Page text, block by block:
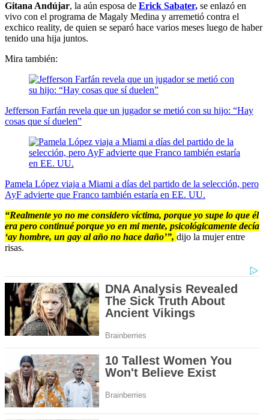
Gitana Andújar, la aún esposa de Erick Sabater, se enlazó en
vivo con el programa de Magaly Medina y arremetió contra el
exchico reality, de quien se separó hace varios meses luego de haber
tenido una hija juntos.
Mira también:
Jefferson Farfán revela que un jugador se metió con su hijo: “Hay
cosas que sí duelen”
Pamela López viaja a Miami a días del partido de la selección, pero
AyF advierte que Franco también estaría en EE. UU.
“Realmente yo no me considero víctima, porque yo supe lo que él
era pero continué porque yo en mi mente, psicológicamente decía
‘ay hombre, un gay al año no hace daño’”, dijo la mujer entre
risas.